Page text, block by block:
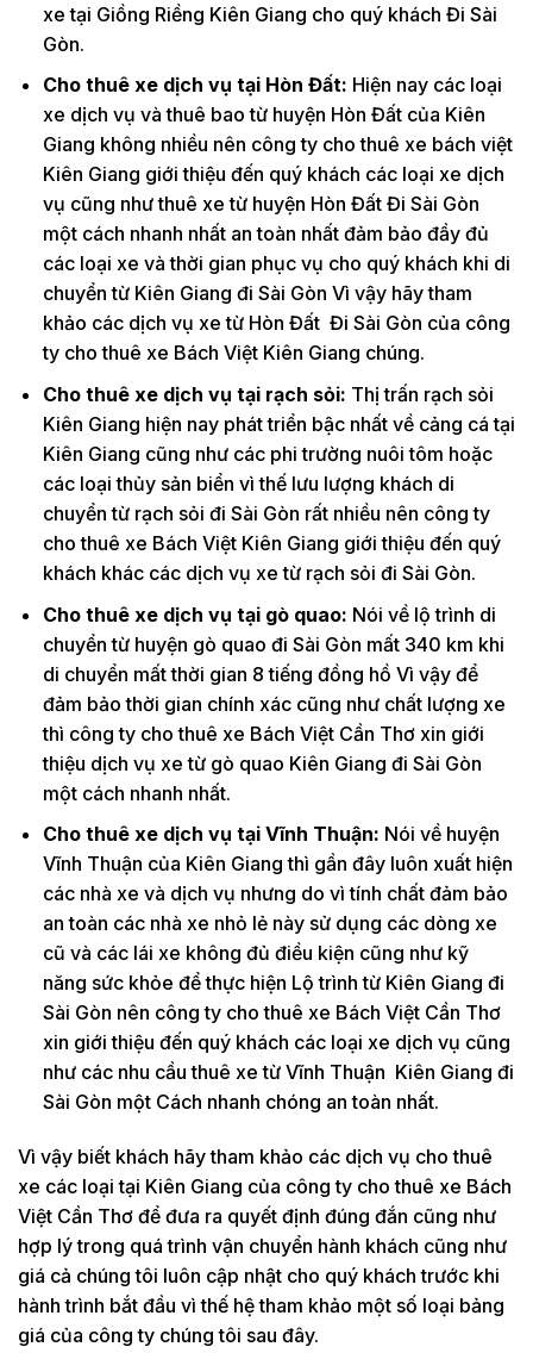
xe tại Giồng Riềng Kiên Giang cho quý khách Đi Sài
Gòn.
Cho thuê xe dịch vụ tại Hòn Đất: Hiện nay các loại
xe dịch vụ và thuê bao từ huyện Hòn Đất của Kiên
Giang không nhiều nên công ty cho thuê xe bách việt
Kiên Giang giới thiệu đến quý khách các loại xe dịch
vụ cũng như thuê xe từ huyện Hòn Đất Đi Sài Gòn
một cách nhanh nhất an toàn nhất đảm bảo đầy đủ
các loại xe và thời gian phục vụ cho quý khách khi di
chuyển từ Kiên Giang đi Sài Gòn Vì vậy hãy tham
khảo các dịch vụ xe từ Hòn Đất Đi Sài Gòn của công
ty cho thuê xe Bách Việt Kiên Giang chúng.
Cho thuê xe dịch vụ tại rạch sỏi: Thị trấn rạch sỏi
Kiên Giang hiện nay phát triển bậc nhất về cảng cá tại
Kiên Giang cũng như các phi trường nuôi tôm hoặc
các loại thủy sản biển vì thế lưu lượng khách di
chuyển từ rạch sỏi đi Sài Gòn rất nhiều nên công ty
cho thuê xe Bách Việt Kiên Giang giới thiệu đến quý
khách khác các dịch vụ xe từ rạch sỏi đi Sài Gòn.
Cho thuê xe dịch vụ tại gò quao: Nói về lộ trình di
chuyển từ huyện gò quao đi Sài Gòn mất 340 km khi
di chuyển mất thời gian 8 tiếng đồng hồ Vì vậy để
đảm bảo thời gian chính xác cũng như chất lượng xe
thì công ty cho thuê xe Bách Việt Cần Thơ xin giới
thiệu dịch vụ xe từ gò quao Kiên Giang đi Sài Gòn
một cách nhanh nhất.
Cho thuê xe dịch vụ tại Vĩnh Thuận: Nói về huyện
Vĩnh Thuận của Kiên Giang thì gần đây luôn xuất hiện
các nhà xe và dịch vụ nhưng do vì tính chất đảm bảo
an toàn các nhà xe nhỏ lẻ này sử dụng các dòng xe
cũ và các lái xe không đủ điều kiện cũng như kỹ
năng sức khỏe để thực hiện Lộ trình từ Kiên Giang đi
Sài Gòn nên công ty cho thuê xe Bách Việt Cần Thơ
xin giới thiệu đến quý khách các loại xe dịch vụ cũng
như các nhu cầu thuê xe từ Vĩnh Thuận Kiên Giang đi
Sài Gòn một Cách nhanh chóng an toàn nhất.
Vì vậy biết khách hãy tham khảo các dịch vụ cho thuê
xe các loại tại Kiên Giang của công ty cho thuê xe Bách
Việt Cần Thơ để đưa ra quyết định đúng đắn cũng như
hợp lý trong quá trình vận chuyển hành khách cũng như
giá cả chúng tôi luôn cập nhật cho quý khách trước khi
hành trình bắt đầu vì thế hệ tham khảo một số loại bảng
giá của công ty chúng tôi sau đây.